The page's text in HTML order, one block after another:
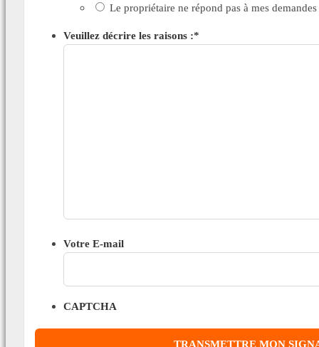
Le propriétaire ne répond pas à mes demandes
Veuillez décrire les raisons :*
Votre E-mail
CAPTCHA